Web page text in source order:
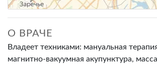
О ВРАЧЕ
Владеет техниками: мануальная
магнитно-вакуумная акупунктура,